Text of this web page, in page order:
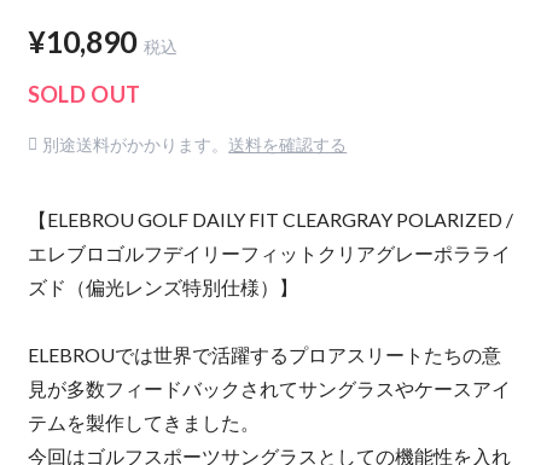
¥10,890 税込
SOLD OUT
別途送料がかかります。 送料を確認する
【ELEBROU GOLF DAILY FIT CLEARGRAY POLARIZED /
エレブロゴルフデイリーフィットクリアグレーポラライ
ズド（偏光レンズ特別仕様）】
ELEBROUでは世界で活躍するプロアスリートたちの意
見が多数フィードバックされてサングラスやケースアイ
テムを製作してきました。
今回はゴルフスポーツサングラスとしての機能性を入れ